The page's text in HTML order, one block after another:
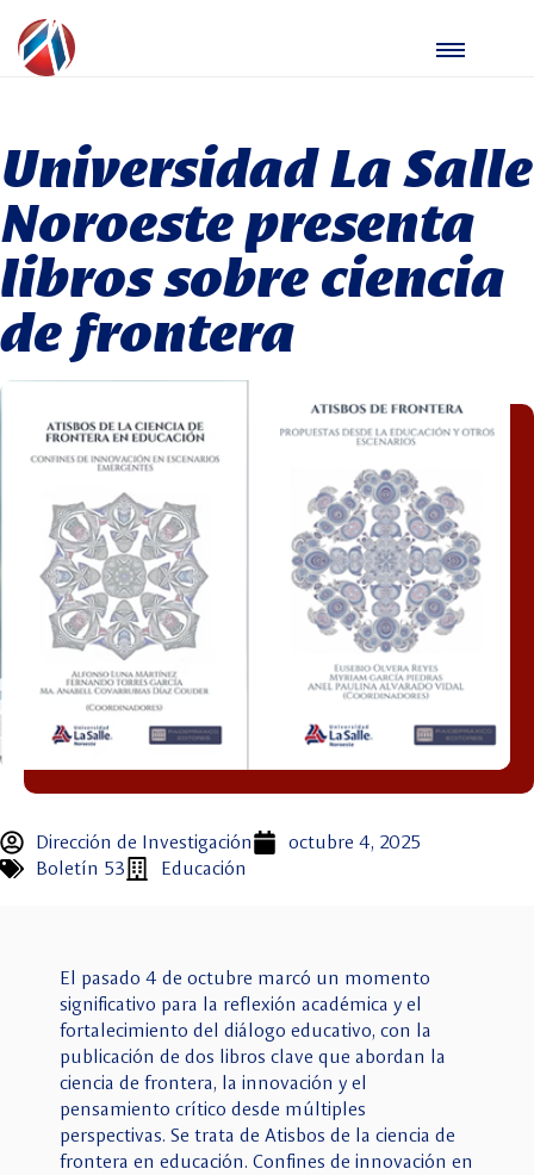
Universidad La Salle
Noroeste presenta
libros sobre ciencia
de frontera
Dirección de Investigación
octubre 4, 2025
Boletín 53
Educación
El pasado 4 de octubre marcó un momento
significativo para la reflexión académica y el
fortalecimiento del diálogo educativo, con la
publicación de dos libros clave que abordan la
ciencia de frontera, la innovación y el
pensamiento crítico desde múltiples
perspectivas. Se trata de Atisbos de la ciencia de
frontera en educación. Confines de innovación en